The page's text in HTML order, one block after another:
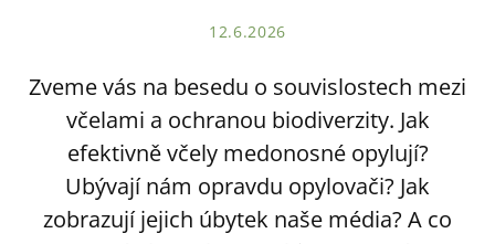
12.6.2026
Zveme vás na besedu o souvislostech mezi
včelami a ochranou biodiverzity. Jak
efektivně včely medonosné opylují?
Ubývají nám opravdu opylovači? Jak
zobrazují jejich úbytek naše média? A co